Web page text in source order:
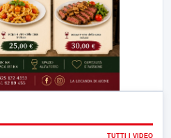
TUTTI I VIDEO